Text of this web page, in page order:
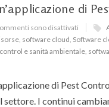
di
sono disattivati
software cloud Software
e sanità ambientale
di Pest
settore. I continui